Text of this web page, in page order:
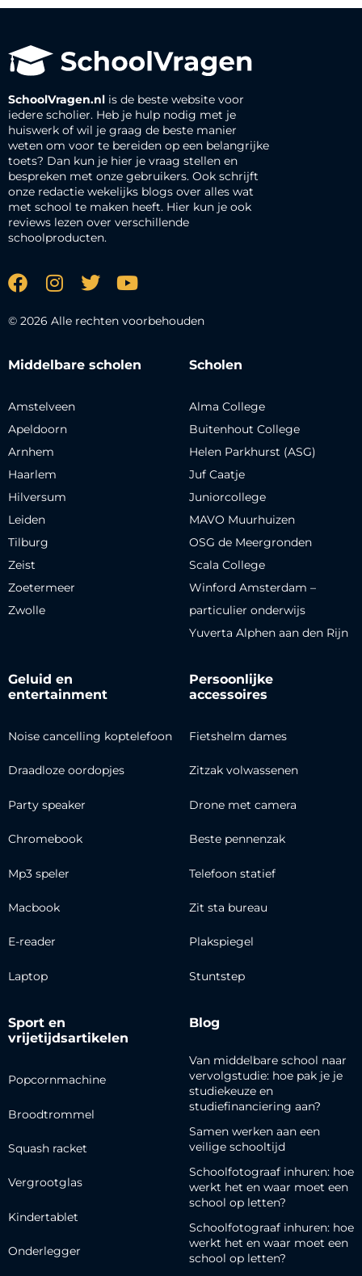
SchoolVragen.nl is de beste website voor
iedere scholier. Heb je hulp nodig met je
huiswerk of wil je graag de beste manier
weten om voor te bereiden op een belangrijke
toets? Dan kun je hier je vraag stellen en
bespreken met onze gebruikers. Ook schrijft
onze redactie wekelijks blogs over alles wat
met school te maken heeft. Hier kun je ook
reviews lezen over verschillende
schoolproducten.
© 2026 Alle rechten voorbehouden
Middelbare scholen
Amstelveen
Apeldoorn
Arnhem
Haarlem
Hilversum
Leiden
Tilburg
Zeist
Zoetermeer
Zwolle
Scholen
Alma College
Buitenhout College
Helen Parkhurst (ASG)
Juf Caatje
Juniorcollege
MAVO Muurhuizen
OSG de Meergronden
Scala College
Winford Amsterdam –
particulier onderwijs
Yuverta Alphen aan den Rijn
Geluid en
entertainment
Noise cancelling koptelefoon
Draadloze oordopjes
Party speaker
Chromebook
Mp3 speler
Macbook
E-reader
Laptop
Persoonlijke
accessoires
Fietshelm dames
Zitzak volwassenen
Drone met camera
Beste pennenzak
Telefoon statief
Zit sta bureau
Plakspiegel
Stuntstep
Sport en
vrijetijdsartikelen
Popcornmachine
Broodtrommel
Squash racket
Vergrootglas
Kindertablet
Onderlegger
Blog
Van middelbare school naar
vervolgstudie: hoe pak je je
studiekeuze en
studiefinanciering aan?
Samen werken aan een
veilige schooltijd
Schoolfotograaf inhuren: hoe
werkt het en waar moet een
school op letten?
Schoolfotograaf inhuren: hoe
werkt het en waar moet een
school op letten?